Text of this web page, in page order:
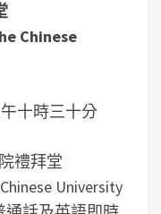
Chinese
十時三十分
禮拜堂
University